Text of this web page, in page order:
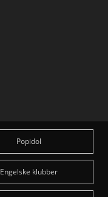
Popidol
Engelske klubber